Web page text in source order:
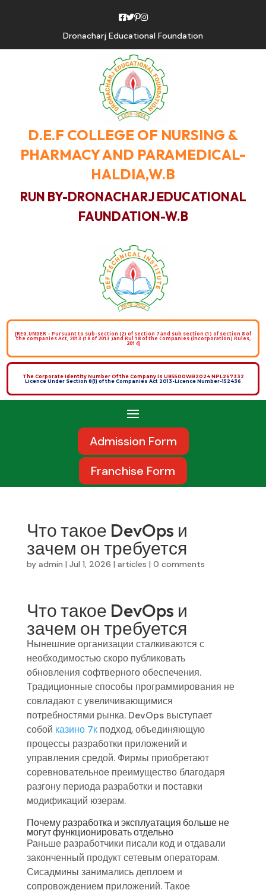
Dronacharj Educational Foundation
D.E.F COLLEGE OF NURSING &
PHARMACY AND PARAMEDICAL-
HALDIA,W.B
RUN BY-DRONACHARJ EDUCATIONAL
FAUNDATION-W.B
[REG.UNDER – Pursuant to sub-section (2) of section 7 and sub section (1) of section 8 of
the companies Act, 2013 (18 of 2013 )and Rul 18 of the Companies (incorporation) Rules,
2014]
The Corporate Identity Number Of the Company is U85500WB2024 NPL267332
Licence Under Section 8(1) of the Companies Act 2013-Licence Number-152436
Admission Form
Franchise Form
Что такое DevOps и
зачем он требуется
by admin | Jul 1, 2026 | articles | 0 comments
Что такое DevOps и
зачем он требуется
Нынешние организации сталкиваются с
необходимостью скоро публиковать
обновления софтверного обеспечения.
Традиционные способы программирования не
совладают с увеличивающимися
потребностями рынка. DevOps выступает
собой казино 7кподход, объединяющую
процессы разработки приложений и
управления средой. Фирмы приобретают
соревновательное преимущество благодаря
разгону периода разработки и поставки
модификаций юзерам.
Почему разработка и эксплуатация больше не
могут функционировать отдельно
Раньше разработчики писали код и отдавали
законченный продукт сетевым операторам.
Сисадмины занимались деплоем и
сопровождением приложений. Такое